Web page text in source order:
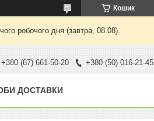
Кошик
робочого дня (завтра, 08.08).
+380 (67) 661-50-20 +380 (50) 016-21-45
ДОСТАВКИ